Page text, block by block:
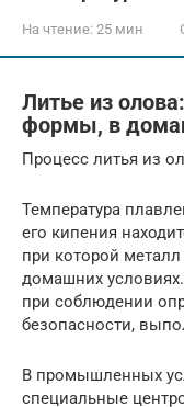
На чтение: 25 мин
Литье из
формы, в
Процесс литья из
Температура
его кипения
при которой
домашних
при соблюдении
безопасности,
В промышленных
специальные